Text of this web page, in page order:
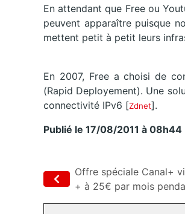
En attendant que Free ou
peuvent apparaître puisque
mettent petit à petit leurs
En 2007, Free a choisi de
(Rapid Deployement). Une
connectivité IPv6 [Zdnet].
Publié le 17/08/2011 à 08h44
Offre spéciale Canal+
+ à 25€ par mois